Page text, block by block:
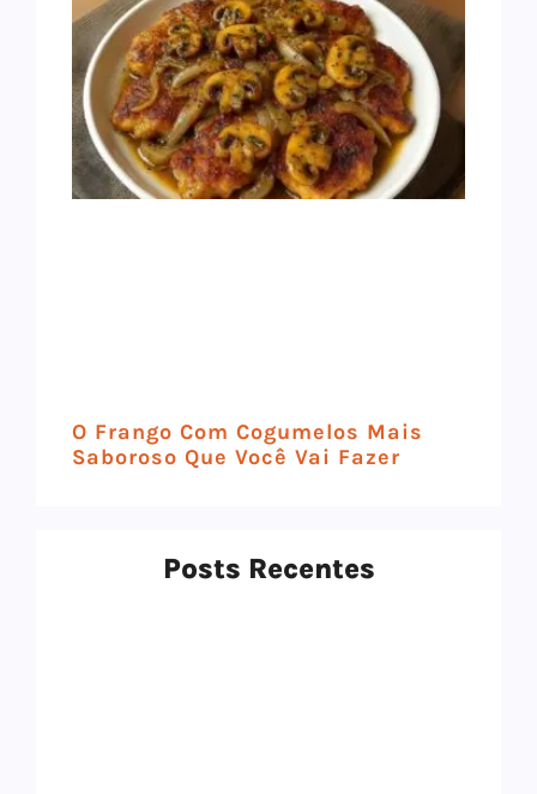
O Frango Com Cogumelos Mais
Saboroso Que Você Vai Fazer
Posts Recentes